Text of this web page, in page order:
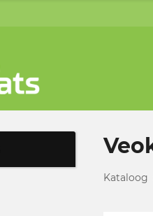
Kataloog